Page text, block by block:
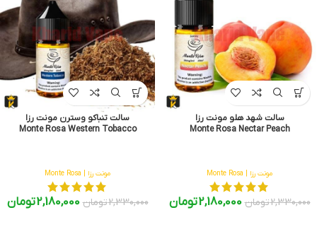
سالت شهد هلو مونت رزا
Monte Rosa Nectar Peach
مونت رزا | Monte Rosa
2,330,000تومان 2,180,000تومان
سالت تنباکو وسترن مونت رزا
Monte Rosa Western Tobacco
مونت رزا | Monte Rosa
2,330,000تومان 2,180,000تومان